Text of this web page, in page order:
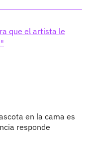
que el artista le
en la cama es
responde